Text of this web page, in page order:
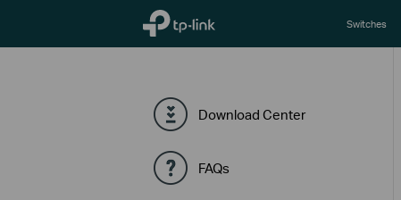
TP-Link, Reliably Smart Switches
Download Center
FAQs